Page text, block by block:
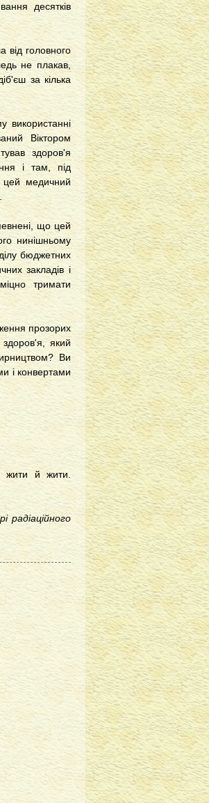
десятків
від головного
не плакав,
за кілька
використанні
Віктором
здоров'я
і там, під
цей медичний
що цей
нинішньому
бюджетних
закладів і
тримати
прозорих
який
Ви
і конвертами
жити й жити.
радіаційного